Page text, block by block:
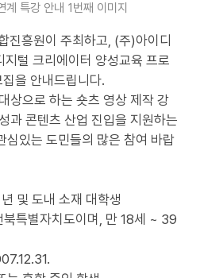
계 특강 안내 1번째 이미지
진흥원이 주최하고, (주)아이디
지털 크리에이터 양성교육 프로
집을 안내드립니다.
상으로 하는 숏츠 영상 제작 강
과 콘텐츠 산업 진입을 지원하는
심있는 도민들의 많은 참여 바랍
및 도내 소재 대학생
특별자치도이며, 만 18세 ~ 39